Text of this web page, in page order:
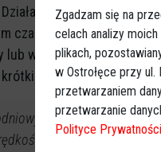
policjantów
czasie, ale w różnych
lub więcej radiowozów
odcinku drogi.
działań policjanci
91 z nich popełnili
Zgadzam się na
celach analizy
plikach,
w Ostrołęce przy
przetwarzaniem
przetwarzanie
Polityce Prywatności